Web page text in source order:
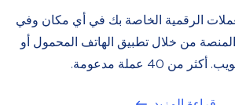
الرقمية الخاصة بك في أي مكان وفي
من خلال تطبيق الهاتف المحمول أو
من 40 عملة مدعومة.